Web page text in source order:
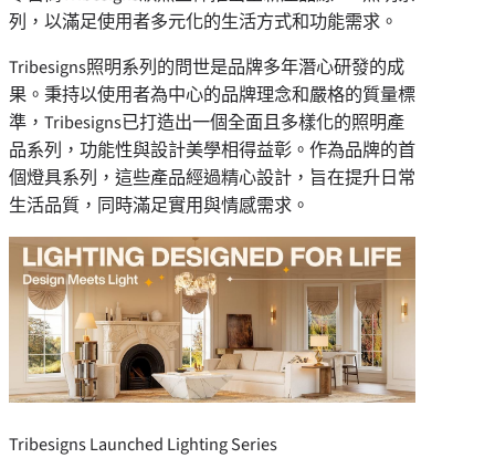
列，以滿足使用者多元化的生活方式和功能需求。
Tribesigns照明系列的問世是品牌多年潛心研發的成
果。秉持以使用者為中心的品牌理念和嚴格的質量標
準，Tribesigns已打造出一個全面且多樣化的照明產
品系列，功能性與設計美學相得益彰。作為品牌的首
個燈具系列，這些產品經過精心設計，旨在提升日常
生活品質，同時滿足實用與情感需求。
Tribesigns Launched Lighting Series